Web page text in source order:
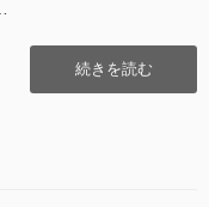
“ど
こ
続きを読む